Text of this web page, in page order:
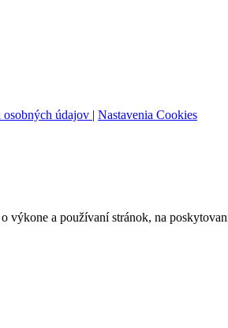
osobných údajov | Nastavenia Cookies
a používaní stránok, na